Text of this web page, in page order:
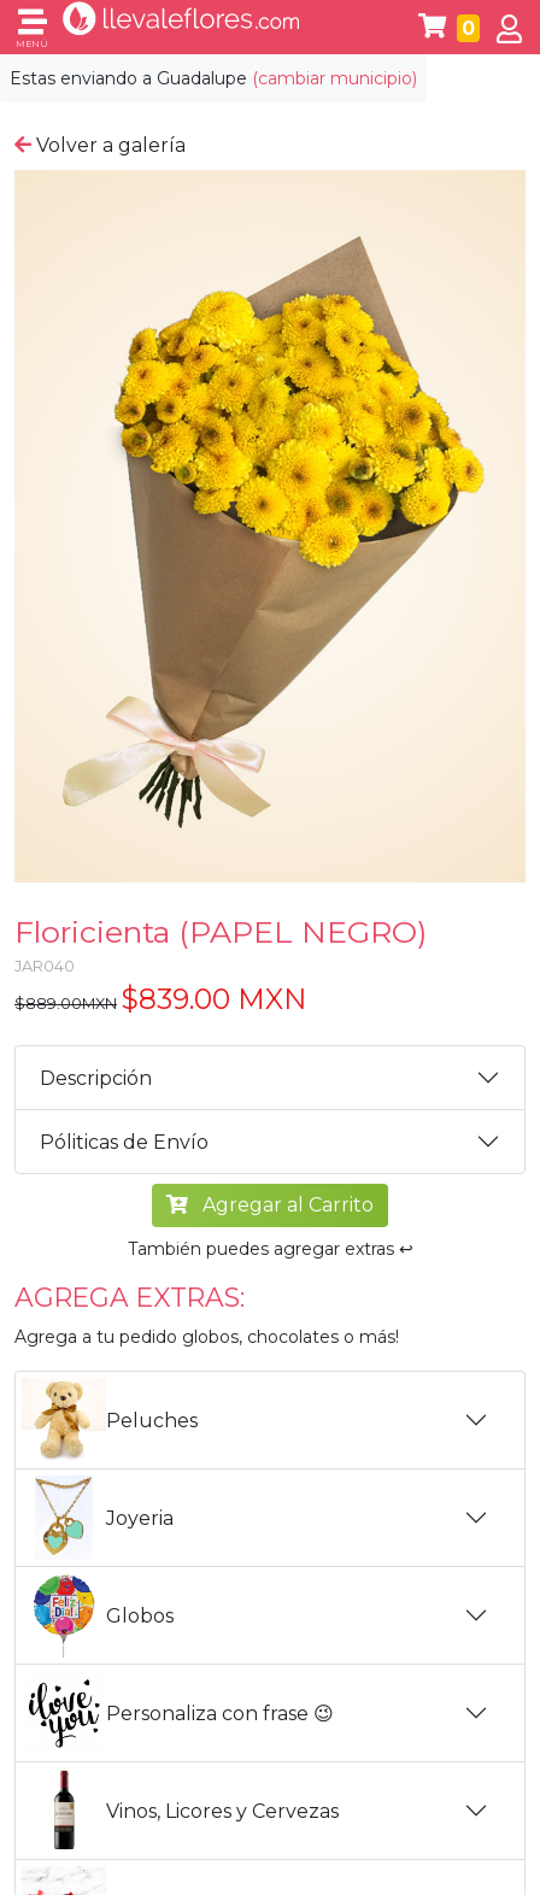
Estas enviando a Guadalupe (cambiar municipio)
MENÚ
0
Volver a galería
Floricienta (PAPEL NEGRO)
JAR040
$889.00MXN $839.00 MXN
Descripción
Póliticas de Envío
Agregar al Carrito
También puedes agregar extras ↩️
AGREGA EXTRAS:
Agrega a tu pedido globos, chocolates o más!
Peluches
Joyeria
Globos
Personaliza con frase 😉
Vinos, Licores y Cervezas